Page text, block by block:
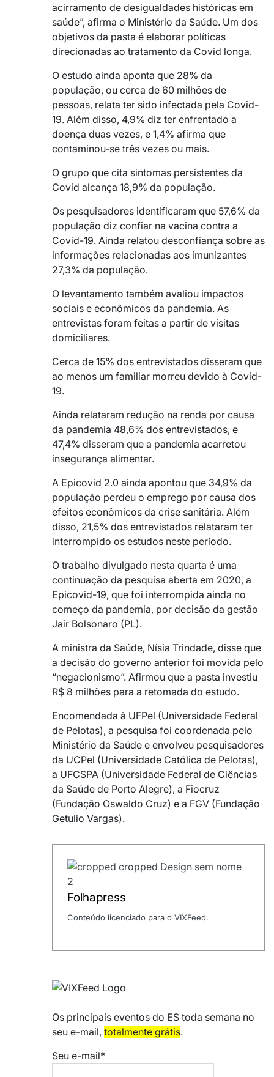
acirramento de desigualdades históricas em
saúde”, afirma o Ministério da Saúde. Um dos
objetivos da pasta é elaborar políticas
direcionadas ao tratamento da Covid longa.
O estudo ainda aponta que 28% da
população, ou cerca de 60 milhões de
pessoas, relata ter sido infectada pela Covid-
19. Além disso, 4,9% diz ter enfrentado a
doença duas vezes, e 1,4% afirma que
contaminou-se três vezes ou mais.
O grupo que cita sintomas persistentes da
Covid alcança 18,9% da população.
Os pesquisadores identificaram que 57,6% da
população diz confiar na vacina contra a
Covid-19. Ainda relatou desconfiança sobre as
informações relacionadas aos imunizantes
27,3% da população.
O levantamento também avaliou impactos
sociais e econômicos da pandemia. As
entrevistas foram feitas a partir de visitas
domiciliares.
Cerca de 15% dos entrevistados disseram que
ao menos um familiar morreu devido à Covid-
19.
Ainda relataram redução na renda por causa
da pandemia 48,6% dos entrevistados, e
47,4% disseram que a pandemia acarretou
insegurança alimentar.
A Epicovid 2.0 ainda apontou que 34,9% da
população perdeu o emprego por causa dos
efeitos econômicos da crise sanitária. Além
disso, 21,5% dos entrevistados relataram ter
interrompido os estudos neste período.
O trabalho divulgado nesta quarta é uma
continuação da pesquisa aberta em 2020, a
Epicovid-19, que foi interrompida ainda no
começo da pandemia, por decisão da gestão
Jair Bolsonaro (PL).
A ministra da Saúde, Nísia Trindade, disse que
a decisão do governo anterior foi movida pelo
“negacionismo”. Afirmou que a pasta investiu
R$ 8 milhões para a retomada do estudo.
Encomendada à UFPel (Universidade Federal
de Pelotas), a pesquisa foi coordenada pelo
Ministério da Saúde e envolveu pesquisadores
da UCPel (Universidade Católica de Pelotas),
a UFCSPA (Universidade Federal de Ciências
da Saúde de Porto Alegre), a Fiocruz
(Fundação Oswaldo Cruz) e a FGV (Fundação
Getulio Vargas).
Folhapress
Conteúdo licenciado para o VIXFeed.
Os principais eventos do ES toda semana no
seu e-mail, totalmente grátis.
Seu e-mail*